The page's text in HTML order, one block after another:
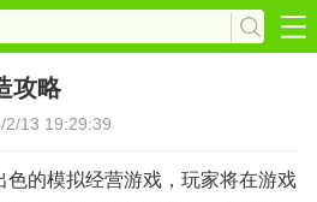
攻略
2/13 19:29:39
色的模拟经营游戏，玩家将在游戏